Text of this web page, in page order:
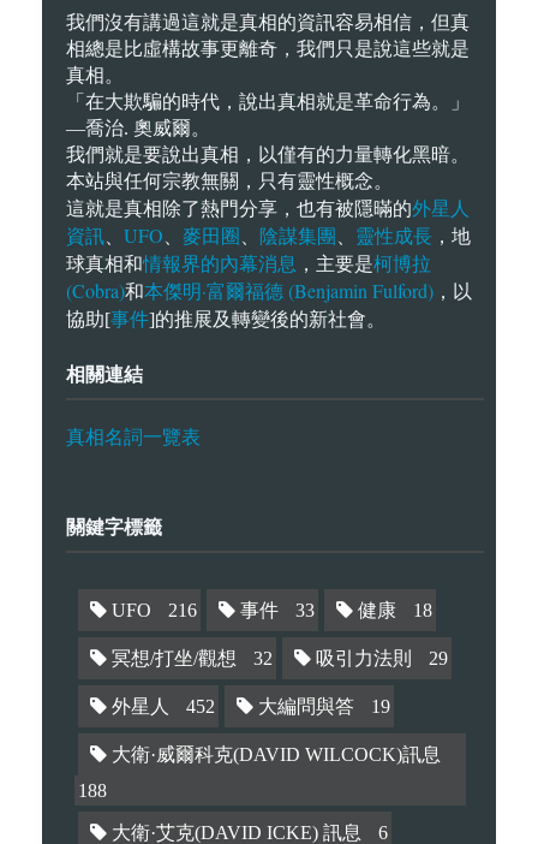
我們沒有講過這就是真相的資訊容易相信，但真
相總是比虛構故事更離奇，我們只是說這些就是
真相。
「在大欺騙的時代，說出真相就是革命行為。」
—喬治. 奧威爾。
我們就是要說出真相，以僅有的力量轉化黑暗。
本站與任何宗教無關，只有靈性概念。
這就是真相除了熱門分享，也有被隱暪的外星人
資訊、 UFO、 麥田圈、 陰謀集團、 靈性成長 ，地
球真相和情報界的內幕消息 ，主要是柯博拉
(Cobra)和本傑明·富爾福德 (Benjamin Fulford) ，以
協助[事件]的推展及轉變後的新社會。
相關連結
真相名詞一覽表
關鍵字標籤
UFO 216 事件 33 健康 18
冥想/打坐/觀想 32 吸引力法則 29
外星人 452 大編問與答 19
大衛·威爾科克(DAVID WILCOCK)訊息
188
大衛·艾克(DAVID ICKE) 訊息 6